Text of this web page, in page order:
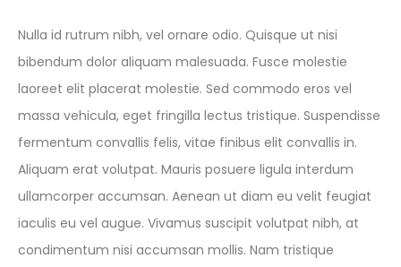
Nulla id rutrum nibh, vel ornare odio. Quisque ut nisi
bibendum dolor aliquam malesuada. Fusce molestie
laoreet elit placerat molestie. Sed commodo eros vel
massa vehicula, eget fringilla lectus tristique. Suspendisse
fermentum convallis felis, vitae finibus elit convallis in.
Aliquam erat volutpat. Mauris posuere ligula interdum
ullamcorper accumsan. Aenean ut diam eu velit feugiat
iaculis eu vel augue. Vivamus suscipit volutpat nibh, at
condimentum nisi accumsan mollis. Nam tristique